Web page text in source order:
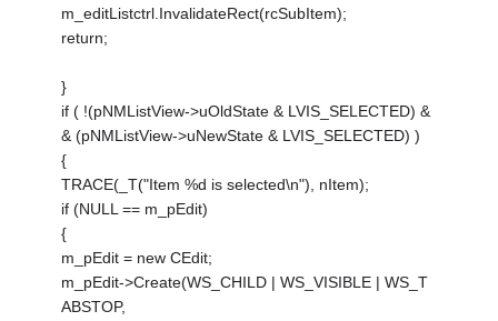
m_editListctrl.InvalidateRect(rcSubItem);
return;
}
if ( !(pNMListView->uOldState & LVIS_SELECTED) &
& (pNMListView->uNewState & LVIS_SELECTED) )
{
TRACE(_T("Item %d is selected\n"), nItem);
if (NULL == m_pEdit)
{
m_pEdit = new CEdit;
m_pEdit->Create(WS_CHILD | WS_VISIBLE | WS_T
ABSTOP,